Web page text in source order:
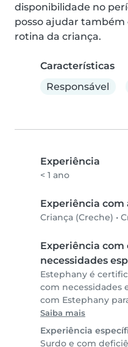
disponibilidade no
posso ajudar também
rotina da criança.
Características
Responsável
Experiência
< 1 ano
Experiência com
Criança (Creche) •
Experiência com
necessidades
Estephany é
com necessidades
com Estephany
Saiba mais
Experiência
Surdo e com